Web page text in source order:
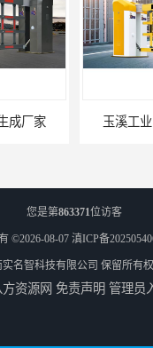
成厂家 玉溪工
厂家 普洱
您是第863371位访客
©2026-08-07 滇ICP备
实名智科技有限公司 保留所有权
方资源网 免责声明 管理员